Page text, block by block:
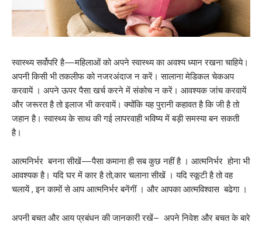
स्वास्थ्य सर्वोपरि है—महिलाओं को अपने स्वास्थ्य का अवश्य ध्यान रखना चाहिये।
अपनी किसी भी तकलीफ को नजरअंदाज न करें। सालाना मेडिकल चेकअप
करवायें । अपने ऊपर पैसा खर्च करने में संकोच न करें। आवश्यक जांच करवायें
और जरूरत है तो इलाज भी करवायें। क्योंकि यह पुरानी कहावत है कि जी है तो
जहान है। स्वास्थ्य के साथ की गई लापरवाही भविष्य में बड़ी समस्या बन सकती
है।
आत्मनिर्भर बनना सीखें—पैसा कमाना ही सब कुछ नहीं है । आत्मनिर्भर होना भी
आवश्यक है। यदि घर में कार है तो,कार चलाना सीखें । यदि स्कूटी है तो वह
चलायें , इन कामों से आप आत्मनिर्भर बनेंगीं । और आपका आत्मविश्वास बढेगा ।
अपनी बचत और आय प्रबंधन की जानकारी रखें– अपने निवेश और बचत के बारे